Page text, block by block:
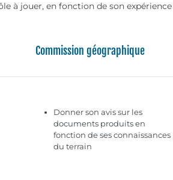
à jouer, en fonction de son
Commission géographique
Donner son avis sur les
documents produits en
fonction de ses connaissances
du terrain